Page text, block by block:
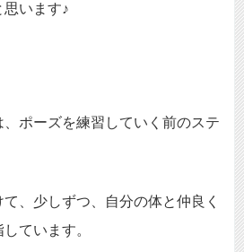
います♪
ポーズを練習していく前のステ
、少しずつ、自分の体と仲良く
ています。